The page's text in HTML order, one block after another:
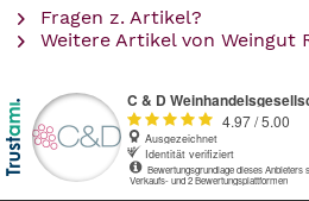
Fragen z. Artikel?
Weitere Artikel von Weingut